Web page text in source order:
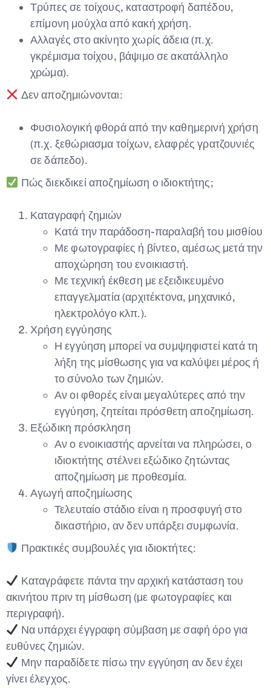
Τρύπες σε τοίχους, καταστροφή δαπέδου,
επίμονη μούχλα από κακή χρήση.
Αλλαγές στο ακίνητο χωρίς άδεια (π.χ.
γκρέμισμα τοίχου, βάψιμο σε ακατάλληλο
χρώμα).
Δεν αποζημιώνονται:
Φυσιολογική φθορά από την καθημερινή χρήση
(π.χ. ξεθώριασμα τοίχων, ελαφρές γρατζουνιές
σε δάπεδο).
Πώς διεκδικεί αποζημίωση ο ιδιοκτήτης;
Καταγραφή ζημιών
Κατά την παράδοση-παραλαβή του μισθίου
Με φωτογραφίες ή βίντεο, αμέσως μετά την
αποχώρηση του ενοικιαστή.
Με τεχνική έκθεση με εξειδικευμένο
επαγγελματία (αρχιτέκτονα, μηχανικό,
ηλεκτρολόγο κλπ.).
Χρήση εγγύησης
Η εγγύηση μπορεί να συμψηφιστεί κατά τη
λήξη της μίσθωσης για να καλύψει μέρος ή
το σύνολο των ζημιών.
Αν οι φθορές είναι μεγαλύτερες από την
εγγύηση, ζητείται πρόσθετη αποζημίωση.
Εξώδικη πρόσκληση
Αν ο ενοικιαστής αρνείται να πληρώσει, ο
ιδιοκτήτης στέλνει εξώδικο ζητώντας
αποζημίωση με προθεσμία.
Αγωγή αποζημίωσης
Τελευταίο στάδιο είναι η προσφυγή στο
δικαστήριο, αν δεν υπάρξει συμφωνία.
Πρακτικές συμβουλές για ιδιοκτήτες:
Καταγράφετε πάντα την αρχική κατάσταση του
ακινήτου πριν τη μίσθωση (με φωτογραφίες και
περιγραφή).
Να υπάρχει έγγραφη σύμβαση με σαφή όρο για
ευθύνες ζημιών.
Μην παραδίδετε πίσω την εγγύηση αν δεν έχει
γίνει έλεγχος.